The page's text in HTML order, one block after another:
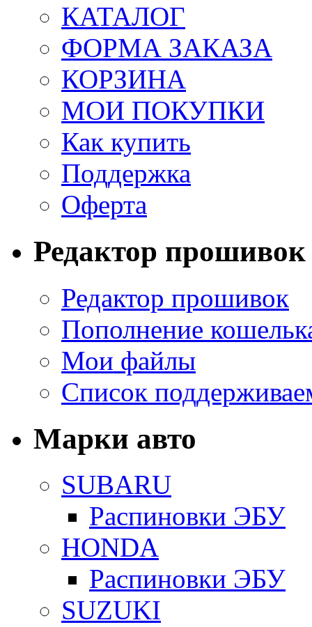
КАТАЛОГ
ФОРМА ЗАКАЗА
КОРЗИНА
МОИ ПОКУПКИ
Как купить
Поддержка
Оферта
Редактор прошивок
Редактор прошивок
Пополнение
Мои файлы
Список
Марки авто
SUBARU
Распиновки ЭБУ
HONDA
Распиновки ЭБУ
SUZUKI